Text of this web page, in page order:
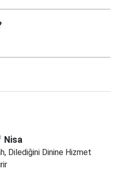
Nisa
Dilediğini Dinine Hizmet